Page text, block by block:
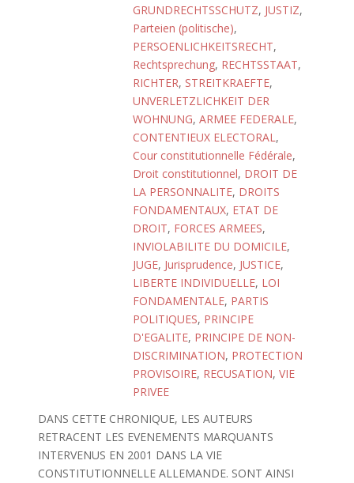
GRUNDRECHTSSCHUTZ, JUSTIZ,
Parteien (politische),
PERSOENLICHKEITSRECHT,
Rechtsprechung, RECHTSSTAAT,
RICHTER, STREITKRAEFTE,
UNVERLETZLICHKEIT DER
WOHNUNG, ARMEE FEDERALE,
CONTENTIEUX ELECTORAL,
Cour constitutionnelle Fédérale,
Droit constitutionnel, DROIT DE
LA PERSONNALITE, DROITS
FONDAMENTAUX, ETAT DE
DROIT, FORCES ARMEES,
INVIOLABILITE DU DOMICILE,
JUGE, Jurisprudence, JUSTICE,
LIBERTE INDIVIDUELLE, LOI
FONDAMENTALE, PARTIS
POLITIQUES, PRINCIPE
D'EGALITE, PRINCIPE DE NON-
DISCRIMINATION, PROTECTION
PROVISOIRE, RECUSATION, VIE
PRIVEE
DANS CETTE CHRONIQUE, LES AUTEURS
RETRACENT LES EVENEMENTS MARQUANTS
INTERVENUS EN 2001 DANS LA VIE
CONSTITUTIONNELLE ALLEMANDE. SONT AINSI